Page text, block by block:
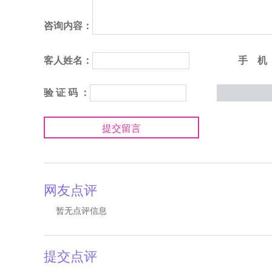
咨询内容：
客人姓名： 手 机
验 证 码 ：
提交留言
网友点评
暂无点评信息
提交点评